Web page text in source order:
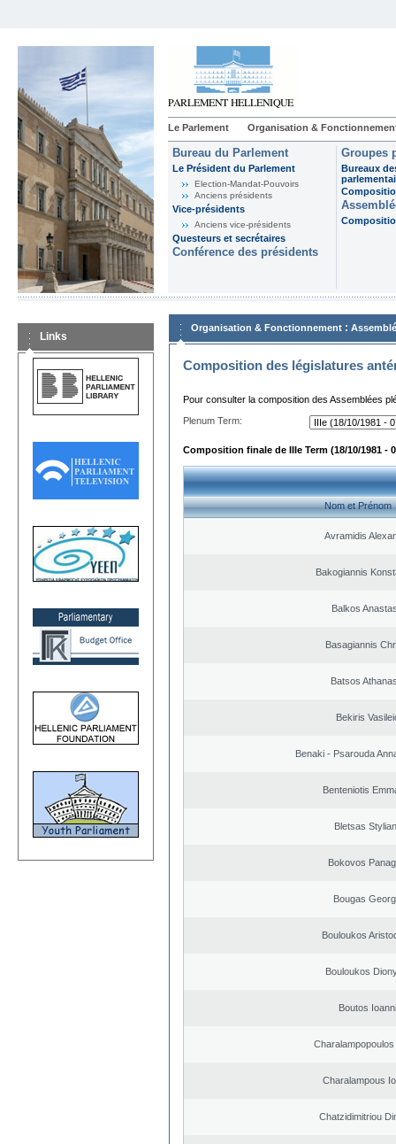
Le Parlement Organisation &
Bureau du Parlement
Le Président du Parlement
Election-Mandat-Pouvoirs
Anciens présidents
Vice-présidents
Anciens vice-présidents
Questeurs et secrétaires
Conférence des présidents
Groupes
Bureaux
Links
Organisation & Fonctionnement :
Composition des législatures
Pour consulter la composition des Assemblées
Plenum Term:
Composition finale de IIIe Term (18/10/1981 -
Nom et Prénom
Avramidis
Bakogiannis
Balkos
Basagiannis
Batsos
Bekiris
Benaki - Psarouda
Benteniotis
Bletsas
Bokovos
Bougas
Bouloukos
Bouloukos
Boutos
Charalampous
Chatzidimitriou